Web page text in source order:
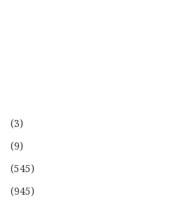
(3)
(9)
(545)
(945)